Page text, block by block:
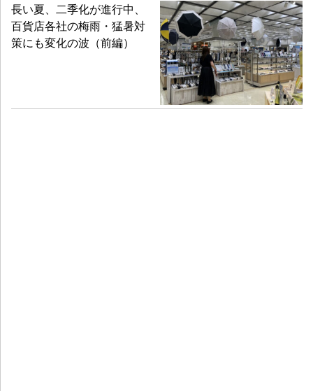
長い夏、二季化が進行中、
百貨店各社の梅雨・猛暑対
策にも変化の波（前編）